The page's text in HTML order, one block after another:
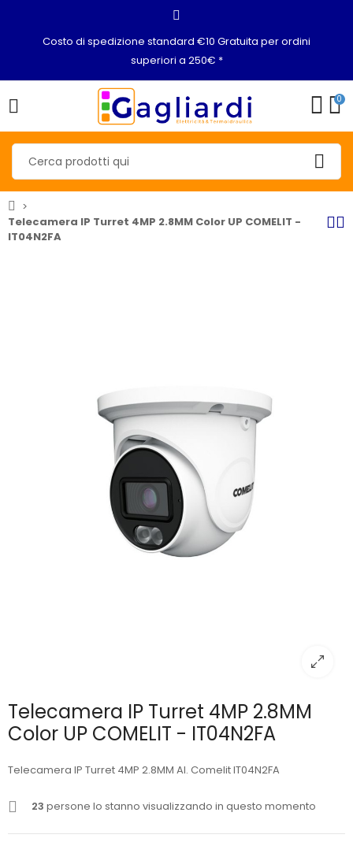
Costo di spedizione standard €10 Gratuita per ordini
superiori a 250€ *
0
Telecamera IP Turret 4MP 2.8MM Color UP COMELIT -
IT04N2FA
Telecamera IP Turret 4MP 2.8MM
Color UP COMELIT - IT04N2FA
Telecamera IP Turret 4MP 2.8MM AI. Comelit IT04N2FA
23 persone lo stanno visualizzando in questo momento